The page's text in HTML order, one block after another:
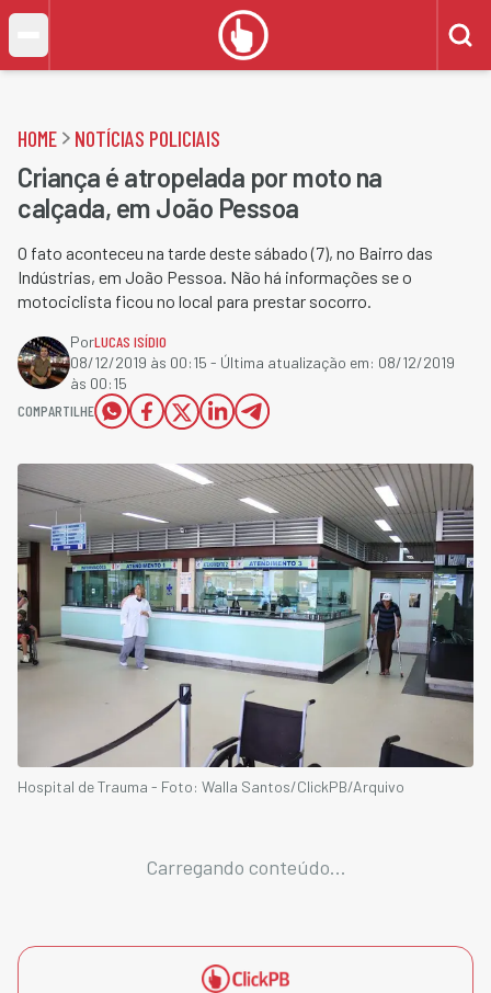
HOME NOTÍCIAS POLICIAIS
Criança é atropelada por moto na
calçada, em João Pessoa
O fato aconteceu na tarde deste sábado (7), no Bairro das
Indústrias, em João Pessoa. Não há informações se o
motociclista ficou no local para prestar socorro.​
PorLUCAS ISÍDIO
08/12/2019 às 00:15 - Última atualização em: 08/12/2019
às 00:15
COMPARTILHE
Hospital de Trauma - Foto: Walla Santos/ClickPB/Arquivo
Carregando conteúdo...